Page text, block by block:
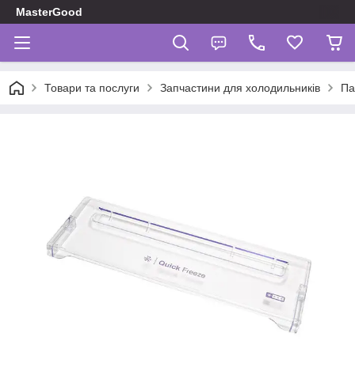
MasterGood
Товари та послуги Запчастини для холодильників